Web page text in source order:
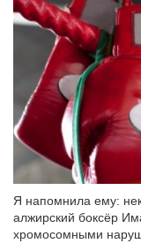
Я напомнила ему:
алжирский боксёр
хромосомными